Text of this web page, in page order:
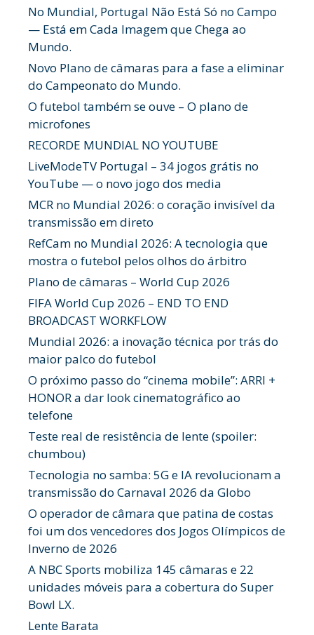
No Mundial, Portugal Não Está Só no Campo
— Está em Cada Imagem que Chega ao
Mundo.
Novo Plano de câmaras para a fase a eliminar
do Campeonato do Mundo.
O futebol também se ouve – O plano de
microfones
RECORDE MUNDIAL NO YOUTUBE
LiveModeTV Portugal – 34 jogos grátis no
YouTube — o novo jogo dos media
MCR no Mundial 2026: o coração invisível da
transmissão em direto
RefCam no Mundial 2026: A tecnologia que
mostra o futebol pelos olhos do árbitro
Plano de câmaras – World Cup 2026
FIFA World Cup 2026 – END TO END
BROADCAST WORKFLOW
Mundial 2026: a inovação técnica por trás do
maior palco do futebol
O próximo passo do “cinema mobile”: ARRI +
HONOR a dar look cinematográfico ao
telefone
Teste real de resistência de lente (spoiler:
chumbou)
Tecnologia no samba: 5G e IA revolucionam a
transmissão do Carnaval 2026 da Globo
O operador de câmara que patina de costas
foi um dos vencedores dos Jogos Olímpicos de
Inverno de 2026
A NBC Sports mobiliza 145 câmaras e 22
unidades móveis para a cobertura do Super
Bowl LX.
Lente Barata